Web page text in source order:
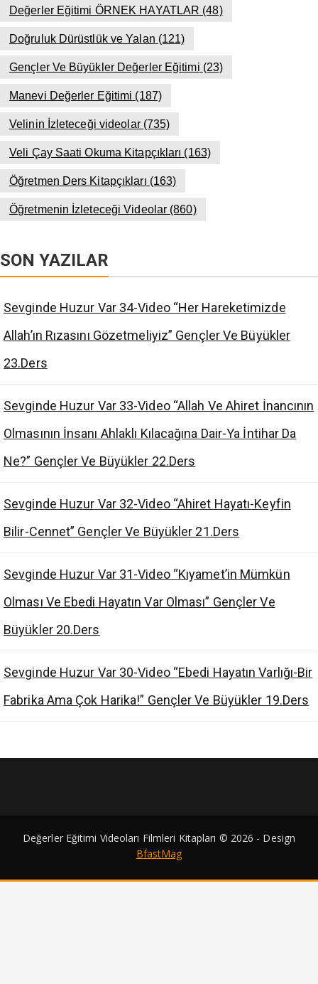
Değerler Eğitimi ÖRNEK HAYATLAR (48)
Doğruluk Dürüstlük ve Yalan (121)
Gençler Ve Büyükler Değerler Eğitimi (23)
Manevi Değerler Eğitimi (187)
Velinin İzleteceği videolar(735)
Veli Çay Saati Okuma Kitapçıkları (163)
Öğretmen Ders Kitapçıkları (163)
Öğretmenin İzleteceği Videolar (860)
SON YAZILAR
Sevginde Huzur Var 34-Video “Her Hareketimizde
Allah’ın Rızasını Gözetmeliyiz” Gençler Ve Büyükler
23.Ders
Sevginde Huzur Var 33-Video “Allah Ve Ahiret İnancının
Olmasının İnsanı Ahlaklı Kılacağına Dair-Ya İntihar Da
Ne?” Gençler Ve Büyükler 22.Ders
Sevginde Huzur Var 32-Video “Ahiret Hayatı-Keyfin
Bilir-Cennet” Gençler Ve Büyükler 21.Ders
Sevginde Huzur Var 31-Video “Kıyamet’in Mümkün
Olması Ve Ebedi Hayatın Var Olması” Gençler Ve
Büyükler 20.Ders
Sevginde Huzur Var 30-Video “Ebedi Hayatın Varlığı-Bir
Fabrika Ama Çok Harika!” Gençler Ve Büyükler 19.Ders
Değerler Eğitimi Videoları Filmleri Kitapları © 2026 - Design
BfastMag